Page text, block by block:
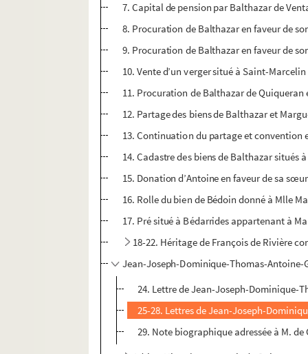
7. Capital de pension par Balthazar de
8. Procuration de Balthazar en faveur de
9. Procuration de Balthazar en faveur de
10. Vente d’un verger situé à Saint-
11. Procuration de Balthazar de
12. Partage des biens de Balthazar et
13. Continuation du partage et convention
14. Cadastre des biens de Balthazar situés
15. Donation d’Antoine en faveur de sa
16. Rolle du bien de Bédoin donné à Mlle
17. Pré situé à Bédarrides appartenant à
18-22. Héritage de François de Rivière
Jean-Joseph-Dominique-Thomas-Antoine-
24. Lettre de Jean-Joseph-Dominique-
25-28. Lettres de Jean-Joseph-
29. Note biographique adressée à M.